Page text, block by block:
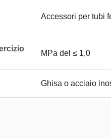
Accessori per tubi
MPa del ≤ 1,0
Ghisa o acciaio